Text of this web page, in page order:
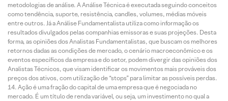
metodologias de análise. A Análise Técnica é executada seguindo conceitos
como tendência, suporte, resistência, candles, volumes, médias móveis
entre outros. Já a Análise Fundamentalista utiliza como informação os
resultados divulgados pelas companhias emissoras e suas projeções. Desta
forma, as opiniões dos Analistas Fundamentalistas, que buscam os melhores
retornos dadas as condições de mercado, o cenário macroeconômico e os
eventos específicos da empresa e do setor, podem divergir das opiniões dos
Analistas Técnicos, que visam identificar os movimentos mais prováveis dos
preços dos ativos, com utilização de “stops” para limitar as possíveis perdas.
Ação é uma fração do capital de uma empresa que é negociada no
mercado. É um título de renda variável, ou seja, um investimento no qual a